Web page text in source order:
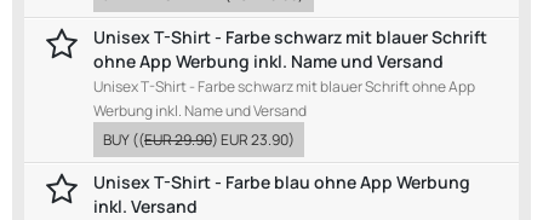
Unisex T-Shirt - Farbe schwarz mit blauer Schrift
ohne App Werbung inkl. Name und Versand
Unisex T-Shirt - Farbe schwarz mit blauer Schrift ohne App
Werbung inkl. Name und Versand
BUY((EUR 29.90)EUR 23.90)
Unisex T-Shirt - Farbe blau ohne App Werbung
inkl. Versand